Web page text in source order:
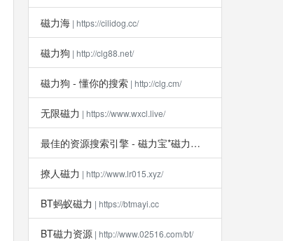
磁力海 | https://cilidog.cc/
磁力狗 | http://clg88.net/
磁力狗 - 懂你的搜索 | http://clg.cm/
无限磁力 | https://www.wxcl.live/
最佳的资源搜索引擎 - 磁力宝*磁力吧
撩人磁力 | http://www.lr015.xyz/
BT蚂蚁磁力 | https://btmayi.cc
BT磁力资源 | http://www.02516.com/bt/